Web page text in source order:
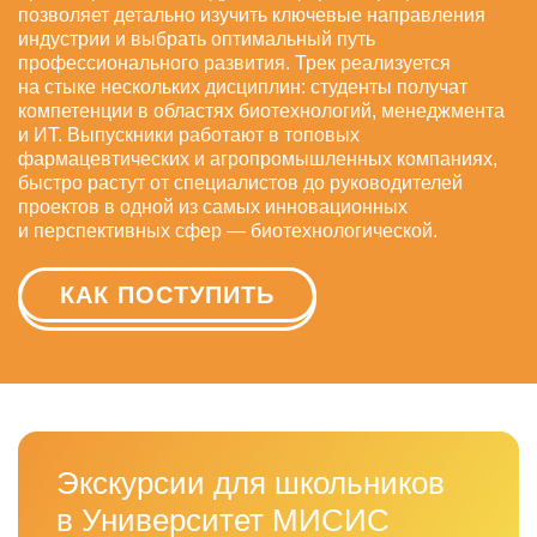
позволяет детально изучить ключевые направления
индустрии и выбрать оптимальный путь
профессионального развития. Трек реализуется
на стыке нескольких дисциплин: студенты получат
компетенции в областях биотехнологий, менеджмента
и ИТ. Выпускники работают в топовых
фармацевтических и агропромышленных компаниях,
быстро растут от специалистов до руководителей
проектов в одной из самых инновационных
и перспективных сфер — биотехнологической.
КАК ПОСТУПИТЬ
Экскурсии для школьников
в Университет МИСИС